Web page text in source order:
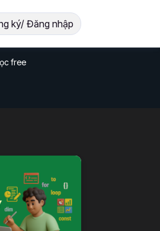
ký/ Đăng nhập
free